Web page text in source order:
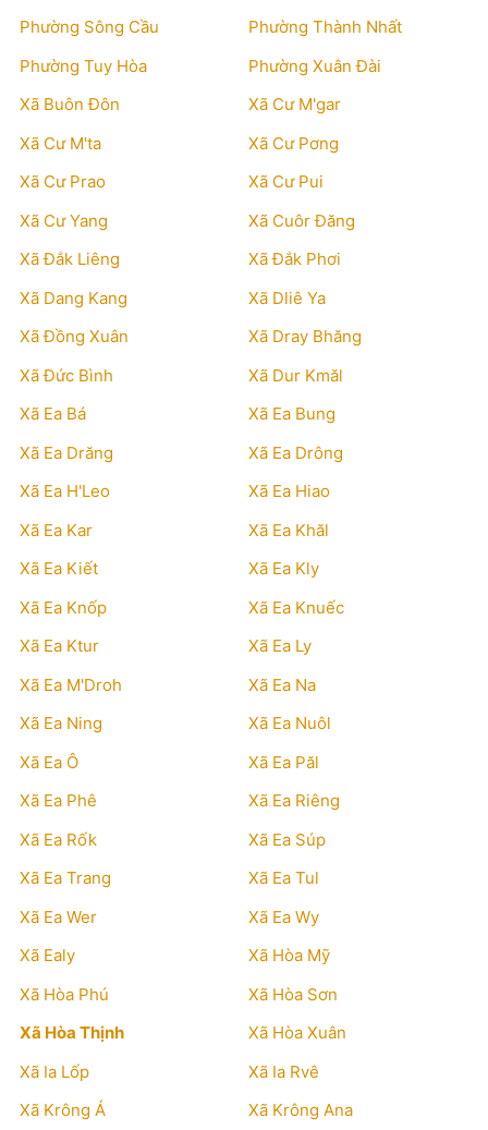
Phường Sông Cầu
Phường Thành Nhất
Phường Tuy Hòa
Phường Xuân Đài
Xã Buôn Đôn
Xã Cư M'gar
Xã Cư M'ta
Xã Cư Pơng
Xã Cư Prao
Xã Cư Pui
Xã Cư Yang
Xã Cuôr Đăng
Xã Đắk Liêng
Xã Đắk Phơi
Xã Dang Kang
Xã Dliê Ya
Xã Đồng Xuân
Xã Dray Bhăng
Xã Đức Bình
Xã Dur Kmăl
Xã Ea Bá
Xã Ea Bung
Xã Ea Drăng
Xã Ea Drông
Xã Ea H'Leo
Xã Ea Hiao
Xã Ea Kar
Xã Ea Khăl
Xã Ea Kiết
Xã Ea Kly
Xã Ea Knốp
Xã Ea Knuếc
Xã Ea Ktur
Xã Ea Ly
Xã Ea M'Droh
Xã Ea Na
Xã Ea Ning
Xã Ea Nuôl
Xã Ea Ô
Xã Ea Păl
Xã Ea Phê
Xã Ea Riêng
Xã Ea Rốk
Xã Ea Súp
Xã Ea Trang
Xã Ea Tul
Xã Ea Wer
Xã Ea Wy
Xã Ealy
Xã Hòa Mỹ
Xã Hòa Phú
Xã Hòa Sơn
Xã Hòa Thịnh
Xã Hòa Xuân
Xã Ia Lốp
Xã Ia Rvê
Xã Krông Á
Xã Krông Ana